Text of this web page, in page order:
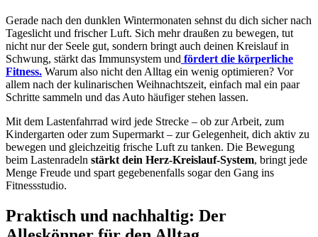
Gerade nach den dunklen Wintermonaten sehnst du dich sicher nach
Tageslicht und frischer Luft. Sich mehr draußen zu bewegen, tut
nicht nur der Seele gut, sondern bringt auch deinen Kreislauf in
Schwung, stärkt das Immunsystem und fördert die körperliche
Fitness. Warum also nicht den Alltag ein wenig optimieren? Vor
allem nach der kulinarischen Weihnachtszeit, einfach mal ein paar
Schritte sammeln und das Auto häufiger stehen lassen.
Mit dem Lastenfahrrad wird jede Strecke – ob zur Arbeit, zum
Kindergarten oder zum Supermarkt – zur Gelegenheit, dich aktiv zu
bewegen und gleichzeitig frische Luft zu tanken. Die Bewegung
beim Lastenradeln stärkt dein Herz-Kreislauf-System, bringt jede
Menge Freude und spart gegebenenfalls sogar den Gang ins
Fitnessstudio.
Praktisch und nachhaltig: Der